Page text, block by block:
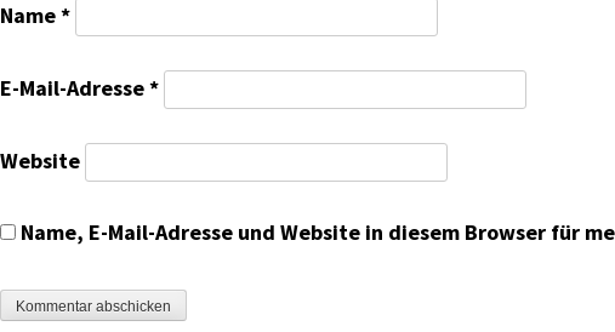
Name*
E-Mail-Adresse*
Website
Name, E-Mail-Adresse und Website in diesem Browser für